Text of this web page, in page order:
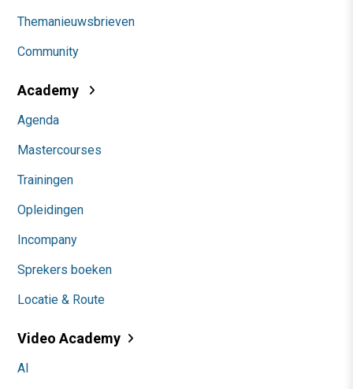
Themanieuwsbrieven
Community
Academy
Agenda
Mastercourses
Trainingen
Opleidingen
Incompany
Sprekers boeken
Locatie & Route
Video Academy
AI